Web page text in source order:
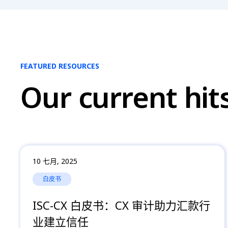
FEATURED RESOURCES
Our current
10 七月, 2025
白皮书
ISC-CX 白皮书：CX 审计助力汇款行
业建立信任